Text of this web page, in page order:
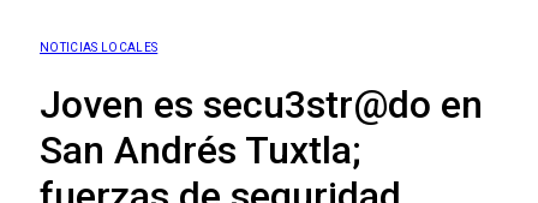
NOTICIAS LOCALES
Joven es secu3str@do en
San Andrés Tuxtla;